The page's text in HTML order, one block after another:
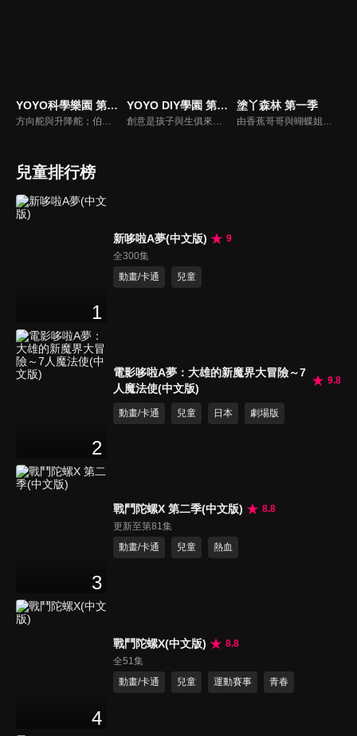
YOYO科學樂園 第十季
方向舵與升降舵；伯努力定律；足球飛機。
YOYO DIY學園 第十一季
創意是孩子與生俱來的天份，本節目帶家長與小朋友一起做有趣又好玩的美勞作品，一同體會親子DIY的樂趣，共享歡樂親子時光，培養小朋友在各方面的均衡發展。
塗丫森林 第一季
由香蕉哥哥與蝴蝶姐姐聯手出擊，透過圖畫、音樂、故事等方式，開啟小朋友無限潛能，讓小朋友在遊戲中自然學習，還有粉筆小子教大家用簡單線條畫出有趣的圖形；「塗ㄚ偵探」裡，阿嗚還會將許多世界名畫介紹給小朋友認識。
兒童排行榜
1
新哆啦A夢(中文版)
9
全300集
動畫/卡通
兒童
2
電影哆啦A夢：大雄的新魔界大冒險～7
人魔法使(中文版)
9.8
動畫/卡通 兒童 日本 劇場版
3
戰鬥陀螺X 第二季(中文版)
8.8
更新至第81集
動畫/卡通
兒童 熱血
4
戰鬥陀螺X(中文版)
8.8
全51集
動畫/卡通
兒童 運動賽事 青春